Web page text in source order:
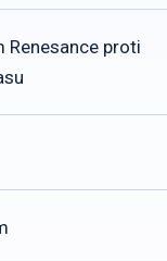
Renesance proti